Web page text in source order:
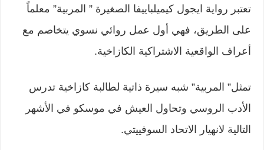
تعتبر رواية ايجول كيميلباييفا الصغيرة ” المربية” معلماً
على الطريق، فهي أول عمل روائي نسوي يتخاصم مع
أعراف الواقعية الاشتراكية الكازاخية.
تمثل” المربية” شبه سيرة ذاتية لطالبة كازاخية تدرس
الأدب الروسي وتحاول العيش في موسكو في الأشهر
التالية لانهيار الاتحاد السوفييتي.